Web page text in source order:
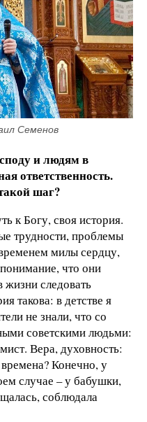
Семенов
и людям в
ответственность.
шаг?
к Богу, своя история.
трудности, проблемы
милы сердцу,
что они
следовать
такова: в детстве я
не знали, что со
советскими людьми:
Вера, духовность:
Конечно, у
случае – у бабушки,
соблюдала